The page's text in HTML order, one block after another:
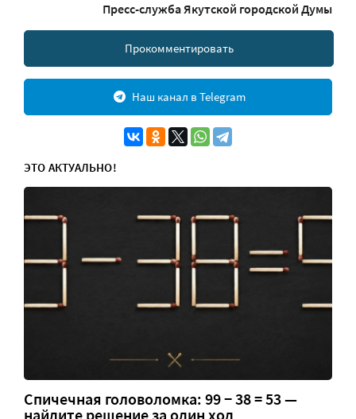
Пресс-служба Якутской городской Думы
Прокомментировать
Наш канал в Telegram
ЭТО АКТУАЛЬНО!
Спичечная головоломка: 99 − 38 = 53 —
найдите решение за один ход